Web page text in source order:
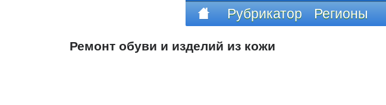
Рубрикатор Регионы
Ремонт обуви и изделий из кожи